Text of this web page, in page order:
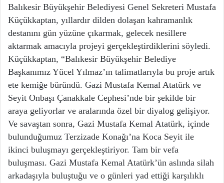
Balıkesir Büyükşehir Belediyesi Genel Sekreteri Mustafa
Küçükkaptan, yıllardır dilden dolaşan kahramanlık
destanını gün yüzüne çıkarmak, gelecek nesillere
aktarmak amacıyla projeyi gerçekleştirdiklerini söyledi.
Küçükkaptan, “Balıkesir Büyükşehir Belediye
Başkanımız Yücel Yılmaz’ın talimatlarıyla bu proje artık
ete kemiğe büründü. Gazi Mustafa Kemal Atatürk ve
Seyit Onbaşı Çanakkale Cephesi’nde bir şekilde bir
araya geliyorlar ve aralarında özel bir diyalog gelişiyor.
Ve savaştan sonra, Gazi Mustafa Kemal Atatürk, içinde
bulunduğumuz Terzizade Konağı’na Koca Seyit ile
ikinci buluşmayı gerçekleştiriyor. Tam bir vefa
buluşması. Gazi Mustafa Kemal Atatürk’ün aslında silah
arkadaşıyla buluştuğu ve o günleri yad ettiği karşılıklı